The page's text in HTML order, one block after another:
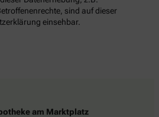
sind auf dieser
einsehbar.
am Marktplatz